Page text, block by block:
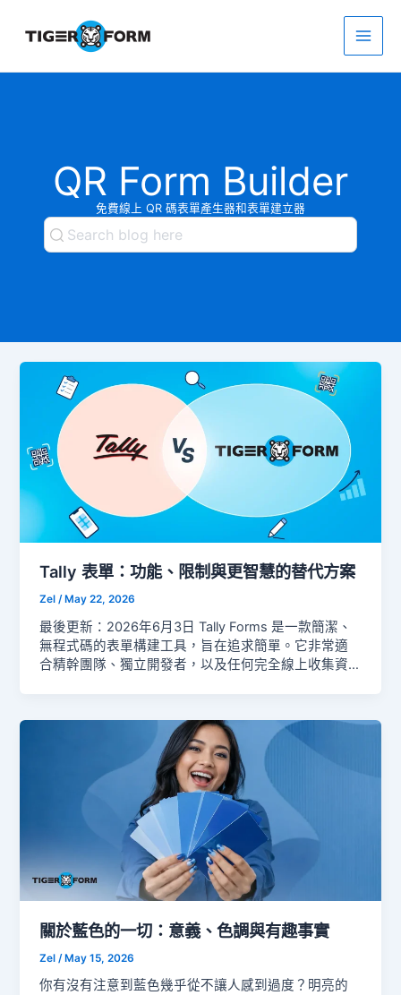
Main
QR Form Builder
免費線上 QR 碼表單產生器和表單建立器
Tally 表單：功能、限制與更智慧的替代方案
Zel/ May 22, 2026
最後更新：2026年6月3日 Tally Forms 是一款簡潔、
無程式碼的表單構建工具，旨在追求簡單。它非常適
合精幹團隊、獨立開發者，以及任何完全線上收集資
能。對於大多數基本使用情境來說，這些可能不會產
生影響。但對於在實體世界收集資料或執行多地點活
動的人而言，這些缺口就相當重要。 本文將說明 Tally
的優勢、其不足之處，以及當這些缺口重要時為何
TIGER FORM 是更佳的選擇。以下是對 Tally 的細部觀
關於藍色的一切：意義、色調與有趣事實
Zel /May 15, 2026
你有沒有注意到藍色幾乎從不讓人感到過度？明亮的